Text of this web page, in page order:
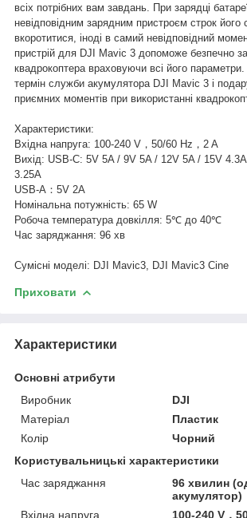
всіх потрібних вам завдань. При зарядці
невідповідним зарядним пристроєм строк
вкоротитися, іноді в самий невідповідний
пристрій для DJI Mavic 3 допоможе безпечно
квадрокоптера враховуючи всі його
термін служби акумулятора DJI Mavic 3 і
приємних моментів при використанні
Характеристики:
Вхідна напруга: 100-240 V，50/60 Hz，2 A
Вихід: USB-C: 5V 5A / 9V 5A / 12V 5A / 15V
3.25A
USB-A：5V 2A
Номінальна потужність: 65 W
Робоча температура довкілля: 5℃ до 40℃
Час заряджання: 96 хв
Сумісні моделі: DJI Mavic3, DJI Mavic3 Cine
Приховати
Характеристики
Основні атрибути
Виробник
DJI
Матеріал
Пластик
Колір
Чорний
Користувальницькі характеристики
Час заряджання
96 хвилин
акумулятор)
Вхідна напруга
100-240 V，